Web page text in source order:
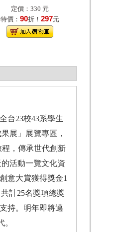
定價：330 元
特價： 90折！ 297元
台23校43系學生
展」展覽專區，
，傳承世代創新
活動一覽文化資
意大賞獲得獎金1
計25名獎項總獎
持。明年即將邁